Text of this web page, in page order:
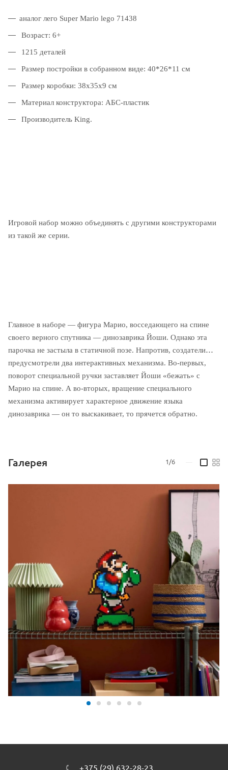
аналог лего Super Mario lego 71438
Возраст: 6+
1215 деталей
Размер постройки в собранном виде: 40*26*11 см
Размер коробки: 38x35x9 см
Материал конструктора: АБС-пластик
Производитель King.
Игровой набор можно объединять с другими конструкторами
из такой же серии.
Главное в наборе — фигура Марио, восседающего на спине
своего верного спутника — динозаврика Йоши. Однако эта
парочка не застыла в статичной позе. Напротив, создатели
предусмотрели два интерактивных механизма. Во-первых,
поворот специальной ручки заставляет Йоши «бежать» с
Марио на спине. А во-вторых, вращение специального
механизма активирует характерное движение языка
динозаврика — он то выскакивает, то прячется обратно.
Галерея 1/6
+375 (29) 632-28-23